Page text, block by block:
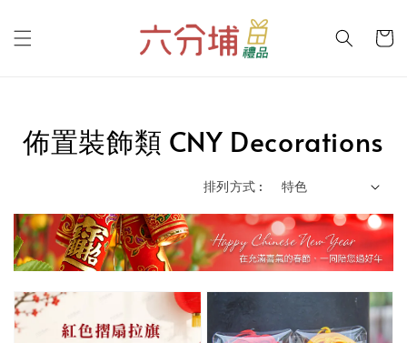
佈置裝飾類 CNY Decorations
排列方式 :